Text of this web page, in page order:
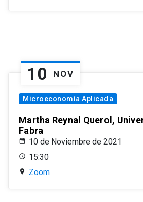
10 NOV
Microeconomía Aplicada
Martha Reynal Querol,
Fabra
10 de Noviembre de 2021
15:30
Zoom